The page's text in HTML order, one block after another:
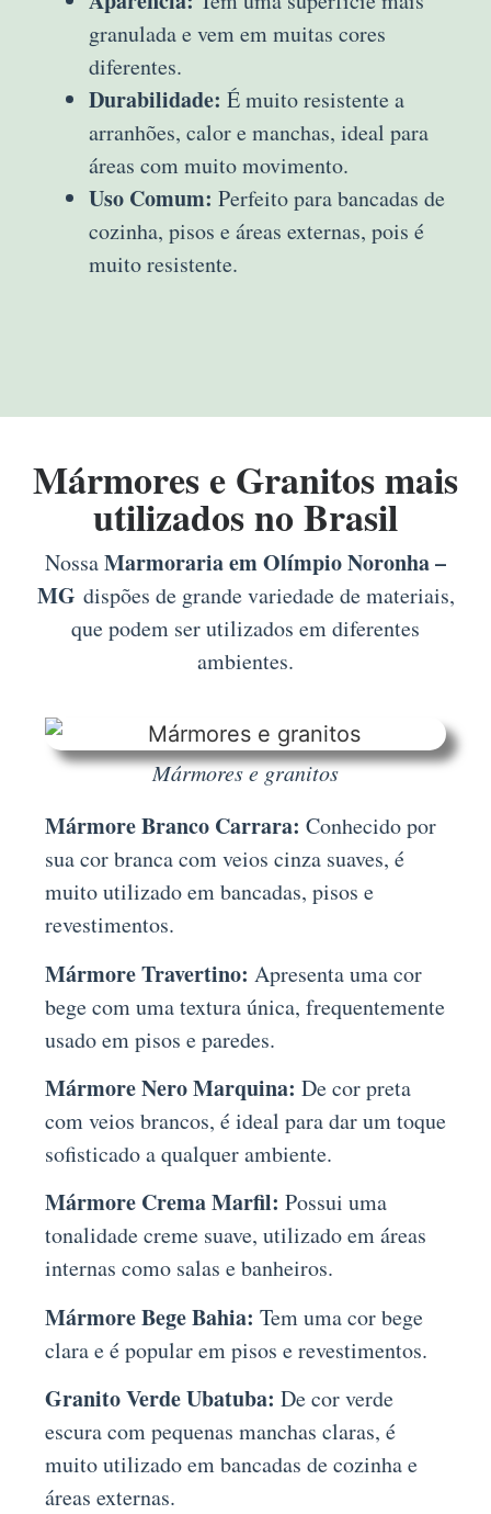
granulada e vem em muitas cores
diferentes.
Durabilidade: É muito resistente a
arranhões, calor e manchas, ideal para
áreas com muito movimento.
Uso Comum: Perfeito para bancadas de
cozinha, pisos e áreas externas, pois é
muito resistente.
Mármores e Granitos mais
utilizados no Brasil
NossaMarmoraria em Olímpio Noronha –
MG dispões de grande variedade de materiais,
que podem ser utilizados em diferentes
ambientes.
Mármores e granitos
Mármore Branco Carrara: Conhecido por
sua cor branca com veios cinza suaves, é
muito utilizado em bancadas, pisos e
revestimentos.
Mármore Travertino: Apresenta uma cor
bege com uma textura única, frequentemente
usado em pisos e paredes.
Mármore Nero Marquina: De cor preta
com veios brancos, é ideal para dar um toque
sofisticado a qualquer ambiente.
Mármore Crema Marfil: Possui uma
tonalidade creme suave, utilizado em áreas
internas como salas e banheiros.
Mármore Bege Bahia: Tem uma cor bege
clara e é popular em pisos e revestimentos.
Granito Verde Ubatuba: De cor verde
escura com pequenas manchas claras, é
muito utilizado em bancadas de cozinha e
áreas externas.